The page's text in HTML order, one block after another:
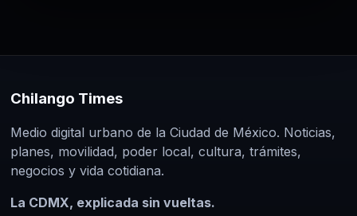
Chilango Times
Medio digital urbano de la Ciudad de México. Noticias,
planes, movilidad, poder local, cultura, trámites,
negocios y vida cotidiana.
La CDMX, explicada sin vueltas.